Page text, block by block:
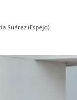
Suárez (Espejo)